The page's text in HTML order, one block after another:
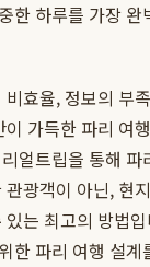
한 하루를 가장 완
효율, 정보의 부
가득한 파리 여
얼트립을 통해 파
광객이 아닌, 현
는 최고의 방법
한 파리 여행 설계